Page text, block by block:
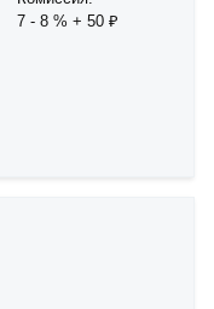
7 - 8 % + 50 ₽